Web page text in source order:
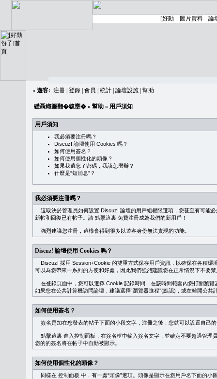
» 遊客: 注冊 登錄 會員 統計 論壇設施 幫助
礎聶織簷翻�䪖壅� » 幫助 » 用戶須知
用戶須知
我必須要注冊嗎？
Discuz! 論壇使用 Cookies 嗎？
如何使用簽名？
如何使用個性化的頭像？
如果我遺忘了密碼，我該怎麼辦？
什麼是“短消息”？
我必須要注冊嗎？
這取決於管理員如何設置 Discuz! 論壇的用戶組權限選項，您甚至有可能
新帖和回復已有帖子。請 點擊這裏 免費注冊成為我們的新用戶！
強烈建議您注冊，這樣會得到很多以遊客身份無法實現的功能。
Discuz! 論壇使用 Cookies 嗎？
Discuz! 採用 Session+Cookie 的雙重方式保存用戶資訊，以確保在各種環
可以為您帶來一系列的方便和好處，因此我們強烈建議您在正常情況下不要
在登錄頁面中，您可以選擇 Cookie 記錄時間，在該時間範圍內您打開瀏
如果您在公共計算機訪問論壇，建議選擇“瀏覽器進程”(默認)，或在離開公共
如何使用簽名？
簽名是加在您發表的帖子下面的小段文字，注冊之後，您就可以設置自己
點擊這裏 進入控制面板，在簽名框中輸入簽名文字，並確定不要超過管
您的的簽名將在帖子中自動被顯示。
如何使用個性化的頭像？
同樣在 控制面板 中，有一處“頭像”選項。頭像是顯示在您用戶名下面的